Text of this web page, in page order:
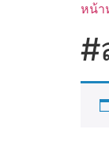
หน้า
#